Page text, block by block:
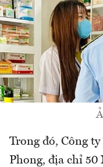
Trong đó, Công
Phong, địa chỉ 50